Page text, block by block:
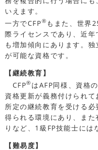
いえます。
一方でCFP® もまた、世界
際ライセンスであり、近
も増加傾向にあります。
が可能な資格です。
【継続教育】
CFP® はAFP同様、資格
資格更新が義務付けられ
所定の継続教育を受ける
得られる環境にあり、また
りなど、1級FP技能士には
【難易度】